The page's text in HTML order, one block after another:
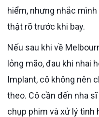
hiểm, nhưng nhắc
thật rõ trước khi bay.
Nếu sau khi về Melbourne cô bị sưng đau, chảy mủ,
lỏng mão, đau khi nhai
Implant, cô không nên
theo. Cô cần đến nha
chụp phim và xử lý tình